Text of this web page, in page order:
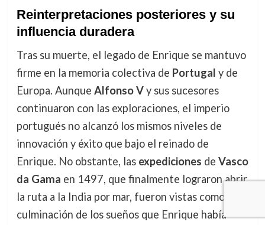
Reinterpretaciones posteriores y su
influencia duradera
Tras su muerte, el legado de Enrique se mantuvo
firme en la memoria colectiva de Portugal y de
Europa. Aunque Alfonso Vy sus sucesores
continuaron con las exploraciones, el imperio
portugués no alcanzó los mismos niveles de
innovación y éxito que bajo el reinado de
Enrique. No obstante, las expediciones de Vasco
da Gama en 1497, que finalmente lograron abrir
la ruta a la India por mar, fueron vistas como la
culminación de los sueños que Enrique había